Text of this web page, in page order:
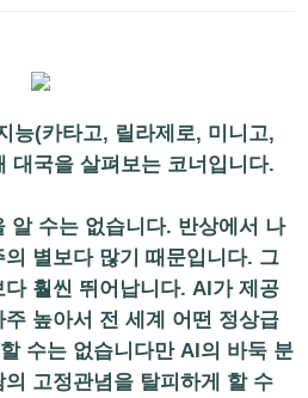
능(카타고, 릴라제로, 미니고,
대국을 살펴보는 코너입니다.
알 수는 없습니다. 반상에서 나
별보다 많기 때문입니다. 그
훨씬 뛰어납니다. AI가 제공
높아서 전 세계 어떤 정상급
수는 없습니다만 AI의 바둑 분
고정관념을 탈피하게 할 수